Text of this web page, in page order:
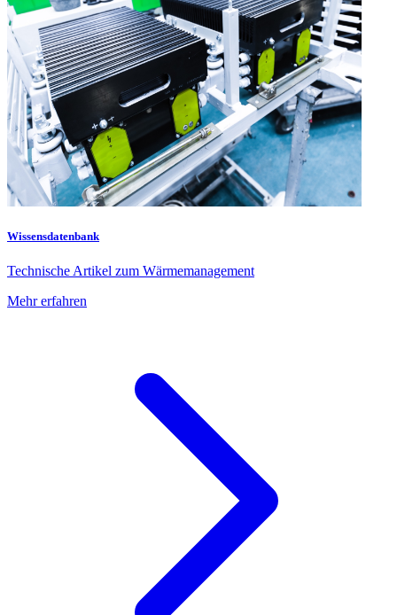
Wissensdatenbank
Technische Artikel zum Wärmemanagement
Mehr erfahren